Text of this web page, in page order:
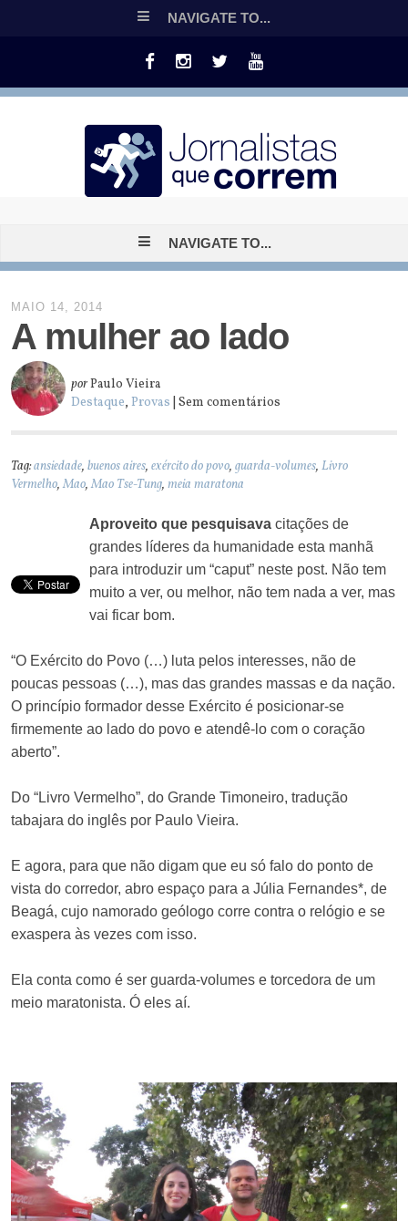
NAVIGATE TO...
NAVIGATE TO...
MAIO 14, 2014
A mulher ao lado
porPaulo Vieira
Destaque,Provas | Sem comentários
Tag:ansiedade,buenos aires,exército do povo,guarda-volumes,Livro
Vermelho,Mao,Mao Tse-Tung,meia maratona
Aproveito que pesquisava citações de
grandes líderes da humanidade esta manhã
para introduzir um “caput” neste post. Não tem
muito a ver, ou melhor, não tem nada a ver, mas
vai ficar bom.
“O Exército do Povo (…) luta pelos interesses, não de
poucas pessoas (…), mas das grandes massas e da nação.
O princípio formador desse Exército é posicionar-se
firmemente ao lado do povo e atendê-lo com o coração
aberto”.
Do “Livro Vermelho”, do Grande Timoneiro, tradução
tabajara do inglês por Paulo Vieira.
E agora, para que não digam que eu só falo do ponto de
vista do corredor, abro espaço para a Júlia Fernandes*, de
Beagá, cujo namorado geólogo corre contra o relógio e se
exaspera às vezes com isso.
Ela conta como é ser guarda-volumes e torcedora de um
meio maratonista. Ó eles aí.